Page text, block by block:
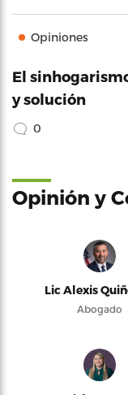
Opiniones
El
y solución
0
Opinión y
Lic Alexis
Abogado